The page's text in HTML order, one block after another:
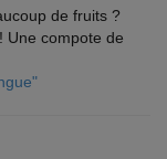
de fruits ?
Une compote de